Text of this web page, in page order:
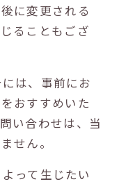
に変更される
ることもござ
は、事前にお
おすすめいた
い合わせは、当
せん。
って生じたい